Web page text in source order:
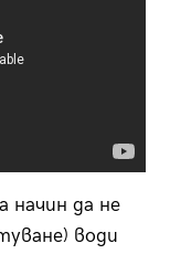
начин да не
води